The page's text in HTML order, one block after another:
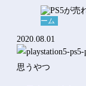
ーム
2020.08.01